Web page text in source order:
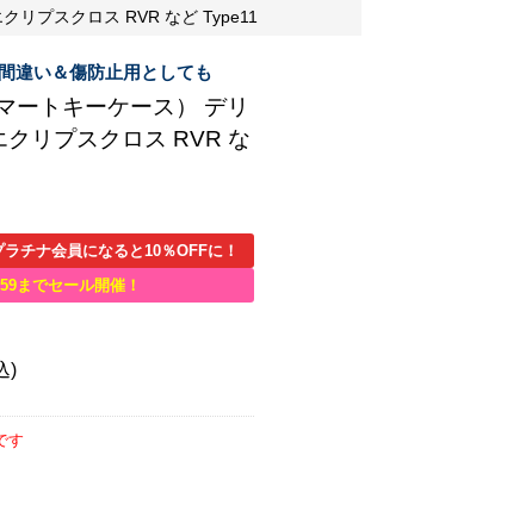
リプスクロス RVR など Type11
違い＆傷防止用としても
ートキーケース） デリ
リプスクロス RVR な
チナ会員になると10％OFFに！
までセール開催！
)
す